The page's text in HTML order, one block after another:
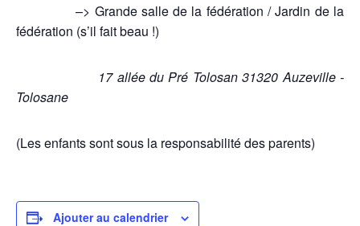
–> Grande salle de la fédération / Jardin de la
fédération (s’il fait beau !)
17 allée du Pré Tolosan 31320 Auzeville -
Tolosane
(Les enfants sont sous la responsabilité des parents)
Ajouter au calendrier